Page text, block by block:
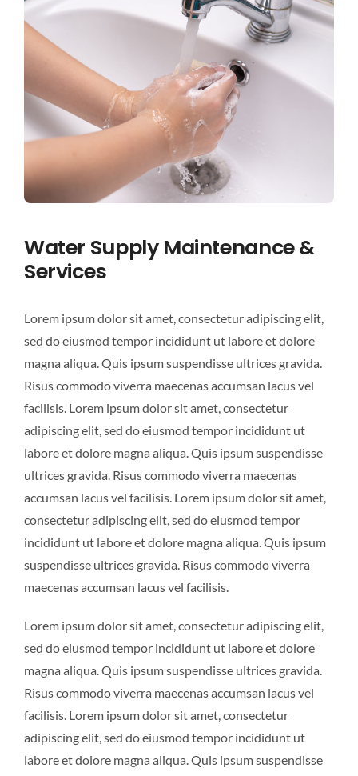
Water Supply Maintenance &
Services
Lorem ipsum dolor sit amet, consectetur adipiscing elit,
sed do eiusmod tempor incididunt ut labore et dolore
magna aliqua. Quis ipsum suspendisse ultrices gravida.
Risus commodo viverra maecenas accumsan lacus vel
facilisis. Lorem ipsum dolor sit amet, consectetur
adipiscing elit, sed do eiusmod tempor incididunt ut
labore et dolore magna aliqua. Quis ipsum suspendisse
ultrices gravida. Risus commodo viverra maecenas
accumsan lacus vel facilisis. Lorem ipsum dolor sit amet,
consectetur adipiscing elit, sed do eiusmod tempor
incididunt ut labore et dolore magna aliqua. Quis ipsum
suspendisse ultrices gravida. Risus commodo viverra
maecenas accumsan lacus vel facilisis.
Lorem ipsum dolor sit amet, consectetur adipiscing elit,
sed do eiusmod tempor incididunt ut labore et dolore
magna aliqua. Quis ipsum suspendisse ultrices gravida.
Risus commodo viverra maecenas accumsan lacus vel
facilisis. Lorem ipsum dolor sit amet, consectetur
adipiscing elit, sed do eiusmod tempor incididunt ut
labore et dolore magna aliqua. Quis ipsum suspendisse